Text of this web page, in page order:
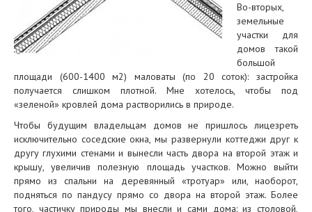
Во-вторых,
земельные
участки для
домов такой
большой
площади (600-1400 м2) маловаты (по 20 соток): застройка
получается слишком плотной. Мне хотелось, чтобы под
«зеленой» кровлей дома растворились в природе.
Чтобы будущим владельцам домов не пришлось лицезреть
исключительно соседские окна, мы развернули коттеджи друг к
другу глухими стенами и вынесли часть двора на второй этаж и
крышу, увеличив полезную площадь участков. Можно выйти
прямо из спальни на деревянный «тротуар» или, наоборот,
подняться по пандусу прямо со двора на второй этаж. Более
того, частичку природы мы внесли и cами дома: из столовой,